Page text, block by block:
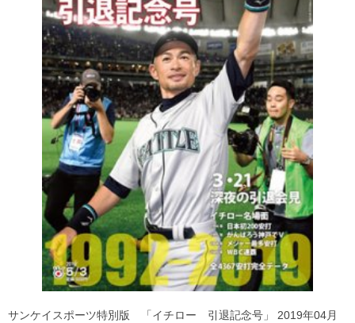
サンケイスポーツ特別版 「イチロー 引退記念号」 2019年04月